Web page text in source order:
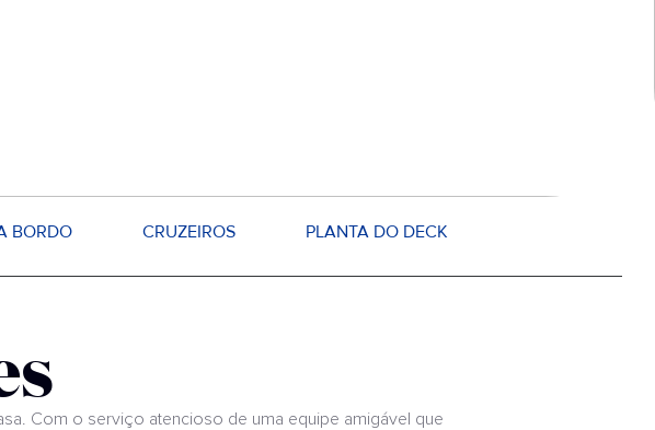
BORDO CRUZEIROS PLANTA DO DECK
Com o serviço atencioso de uma equipe amigável que